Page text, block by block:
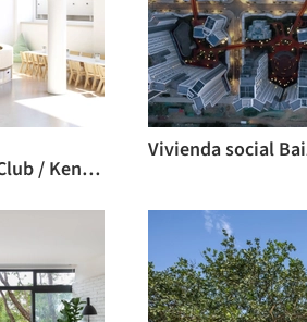
Escuelas infantiles N Family Club / Kennedy Woods